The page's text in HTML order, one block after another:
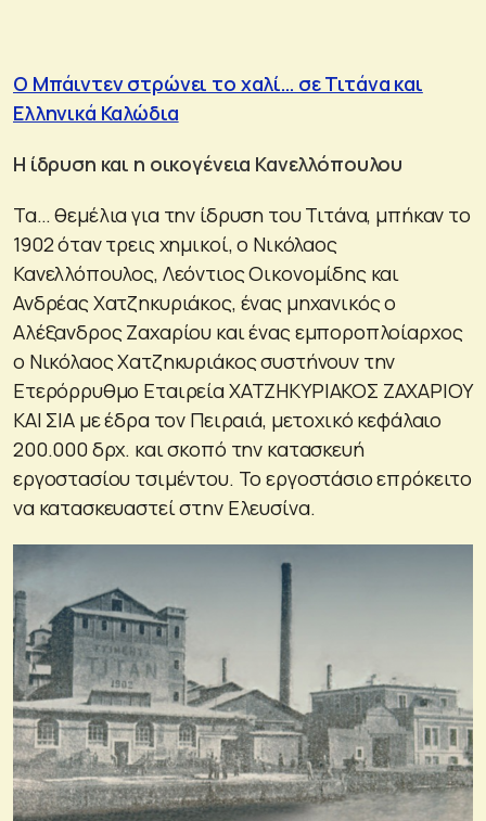
O Μπάιντεν στρώνει το χαλί… σε Τιτάνα και
Ελληνικά Καλώδια
Η ίδρυση και η οικογένεια Κανελλόπουλου
Τα… θεμέλια για την ίδρυση του Τιτάνα, μπήκαν το
1902 όταν τρεις χημικοί, ο Νικόλαος
Κανελλόπουλος, Λεόντιος Οικονομίδης και
Ανδρέας Χατζηκυριάκος, ένας μηχανικός ο
Αλέξανδρος Ζαχαρίου και ένας εμποροπλοίαρχος
ο Νικόλαος Χατζηκυριάκος συστήνουν την
Ετερόρ­ρυθμο Εταιρεία ΧΑΤΖΗΚΥΡΙΑΚΟΣ ΖΑΧΑΡΙΟΥ
ΚΑΙ ΣΙΑ με έδρα τον Πειραιά, μετοχικό κεφάλαιο
200.000 δρχ. και σκοπό την κα­τασκευή
εργοστασίου τσιμέ­ντου. Το εργοστάσιο επρόκειτο
να κατασκευαστεί στην Ελευσίνα.